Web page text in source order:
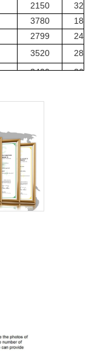
2150
3250
3780
1850
2799
2400
3520
2820
3400
2670